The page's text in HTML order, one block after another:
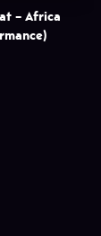
– Africa